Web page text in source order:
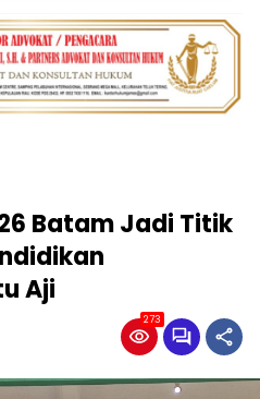
Batam Jadi Titik
Aji
273